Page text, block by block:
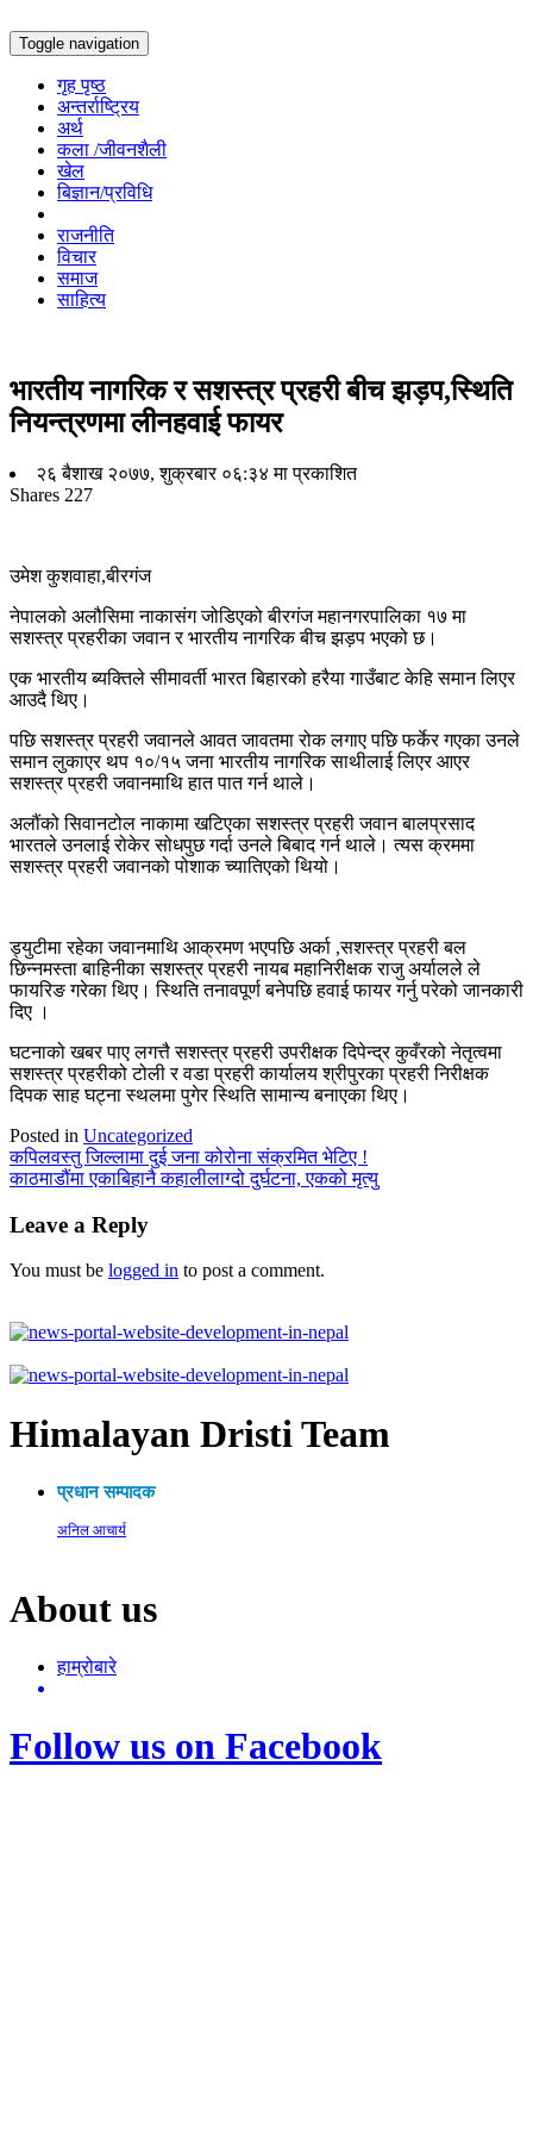
Toggle navigation
गृह पृष्ठ
अन्तर्राष्ट्रिय
अर्थ
कला /जीवनशैली
खेल
बिज्ञान/प्रविधि
राजनीति
विचार
समाज
साहित्य
भारतीय नागरिक र सशस्त्र प्रहरी बीच झड़प,स्थिति
नियन्त्रणमा लीनहवाई फायर
२६ बैशाख २०७७, शुक्रबार ०६:३४ मा प्रकाशित
Shares 227
उमेश कुशवाहा,बीरगंज
नेपालको अलौसिमा नाकासंग जोडिएको बीरगंज महानगरपालिका १७ मा
सशस्त्र प्रहरीका जवान र भारतीय नागरिक बीच झड़प भएको छ।
एक भारतीय ब्यक्तिले सीमावर्ती भारत बिहारको हरैया गाउँबाट केहि समान लिएर
आउदै थिए।
पछि सशस्त्र प्रहरी जवानले आवत जावतमा रोक लगाए पछि फर्केर गएका उनले
समान लुकाएर थप १०/१५ जना भारतीय नागरिक साथीलाई लिएर आएर
सशस्त्र प्रहरी जवानमाथि हात पात गर्न थाले।
अलौंको सिवानटोल नाकामा खटिएका सशस्त्र प्रहरी जवान बालप्रसाद
भारतले उनलाई रोकेर सोधपुछ गर्दा उनले बिबाद गर्न थाले। त्यस क्रममा
सशस्त्र प्रहरी जवानको पोशाक च्यातिएको थियो।
ड्युटीमा रहेका जवानमाथि आक्रमण भएपछि अर्का ,सशस्त्र प्रहरी बल
छिन्नमस्ता बाहिनीका सशस्त्र प्रहरी नायब महानिरीक्षक राजु अर्यालले ले
फायरिङ गरेका थिए। स्थिति तनावपूर्ण बनेपछि हवाई फायर गर्नु परेको जानकारी
दिए ।
घटनाको खबर पाए लगत्तै सशस्त्र प्रहरी उपरीक्षक दिपेन्द्र कुवँरको नेतृत्वमा
सशस्त्र प्रहरीको टोली र वडा प्रहरी कार्यालय श्रीपुरका प्रहरी निरीक्षक
दिपक साह घट्ना स्थलमा पुगेर स्थिति सामान्य बनाएका थिए।
Posted in Uncategorized
Post
navigation
कपिलवस्तु जिल्लामा दुई जना कोरोना संक्रमित भेटिए !
काठमाडौंमा एकाबिहानै कहालीलाग्दो दुर्घटना, एकको मृत्यु
Leave a Reply
You must be logged in to post a comment.
Himalayan Dristi Team
प्रधान सम्पादक
अनिल आचार्य
About us
हाम्रोबारे
Follow us on Facebook